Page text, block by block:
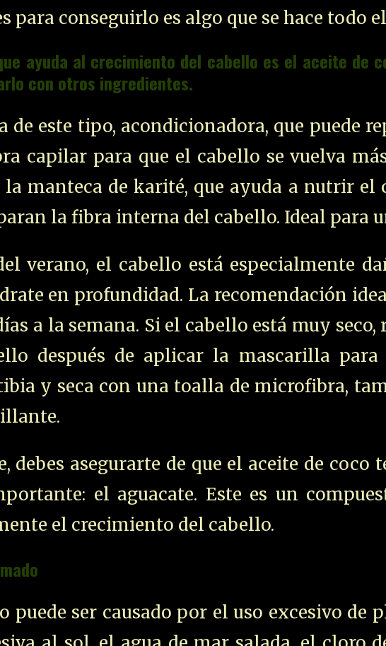
para conseguirlo es algo que se hace todo
ayuda al crecimiento del cabello es el aceite de
con otros ingredientes.
de este tipo, acondicionadora, que puede
capilar para que el cabello se vuelva
manteca de karité, que ayuda a nutrir
la fibra interna del cabello. Ideal para
verano, el cabello está especialmente
en profundidad. La recomendación
a la semana. Si el cabello está muy
después de aplicar la mascarilla
y seca con una toalla de microfibra,
debes asegurarte de que el aceite de
el aguacate. Este es un
el crecimiento del cabello.
puede ser causado por el uso excesivo de